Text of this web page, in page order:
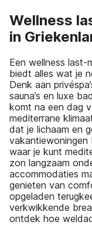
Wellness
in
Een wellness last-
biedt alles wat je
Denk aan
sauna’s en luxe
komt na een dag
mediterrane
dat je lichaam en
vakantiewoningen
waar je kunt
zon langzaam
accommodaties
genieten van
opgeladen
verkwikkende
ontdek hoe